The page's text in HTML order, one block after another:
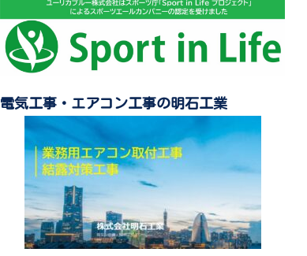
電気工事・エアコン工事の明石工業